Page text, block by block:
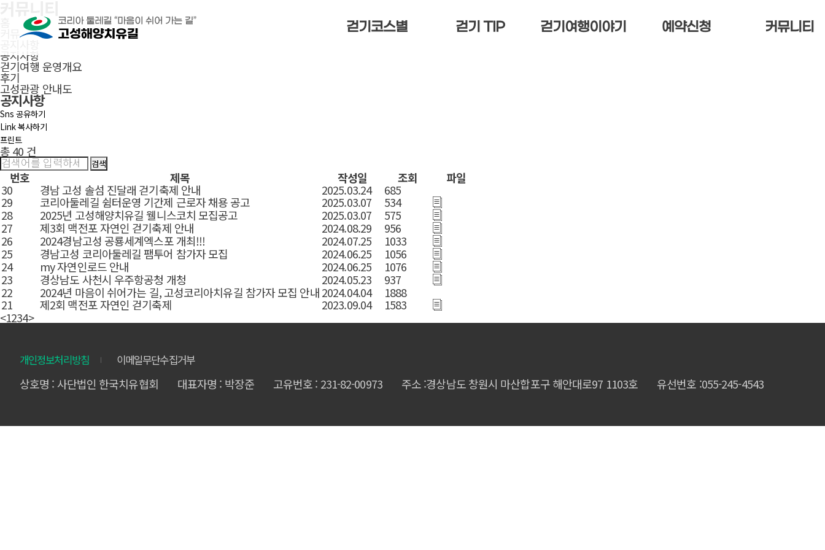
걷기코스별
고성군 달빛 로드
향기 로드
걷기 TIP 걷기여행이야기 예약신청 커뮤니티
커뮤니티
공지사항
걷기여행 운영개요
후기
고성관광 안내도
공지사항
Sns 공유하기
Link 복사하기
프린트
총 40 건
번호
제목 작성일 조회 파일
30 경남 고성 솔섬 진달래 걷기축제 안내 2025.03.24 685
29 코리아둘레길 쉼터운영 기간제 근로자 채용 공고 2025.03.07
534
28
2025년 고성해양치유길 웰니스코치 모집공고 2025.03.07
575
27
제3회 맥전포 자연인 걷기축제 안내 2024.08.29
956
26
2024경남고성 공룡세계엑스포 개최!!! 2024.07.25
1033
25
경남고성 코리아둘레길 팸투어 참가자 모집 2024.06.25
1056
24
my 자연인로드 안내 2024.06.25
1076
23
경상남도 사천시 우주항공청 개청 2024.05.23
937
22
2024년 마음이 쉬어가는 길, 고성코리아치유길 참가자 모집 안내2024.04.04 1888
21 제2회 맥전포 자연인 걷기축제 2023.09.04
1583
<1234>
개인정보처리방침 이메일무단수집거부
상호명 : 사단법인 한국치유협회 대표자명 : 박장준 고유번호 : 231-82-00973 주소 :경상남도 창원시 마산합포구 해안대로97 1103호 유선번호 :055-245-4543